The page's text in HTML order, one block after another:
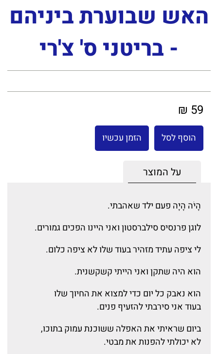
האש שבוערת ביניהם
- בריטני ס' צ'רי
59 ₪
הוסף לסל הזמן עכשיו
על המוצר
הָיֹה הָיָה פעם ילד שאהבתי.
לוגן פרנסיס סילברסטון ואני היינו הפכים גמורים.
לי ציפה עתיד מזהיר בעוד שלו לא ציפה כלום.
הוא היה שתקן ואני הייתי קשקשנית.
הוא נאבק כל יום כדי למצוא את החיוך שלו
בעוד אני סירבתי להזעיף פנים.
ביום שראיתי את האפלה ששוכנת עמוק בתוכו,
לא יכולתי להפנות את מבטי.